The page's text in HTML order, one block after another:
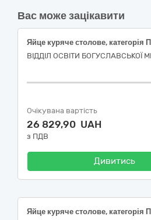
Вас може зацікавити
Яйце куряче столове, категорія
ВІДДІЛ ОСВІТИ БОГУСЛАВСЬКОЇ
Очікувана вартість
26 829,90 UAH
з ПДВ
Дивитись
Яйце куряче столове, категорія